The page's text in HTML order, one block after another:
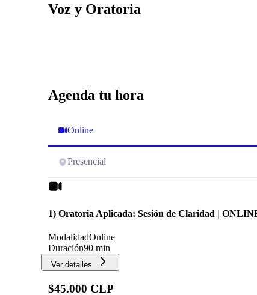
Voz y Oratoria
Agenda tu hora
Online
Presencial
1) Oratoria Aplicada: Sesión de Claridad |
ModalidadOnline
Duración90 min
Ver detalles
$45.000 CLP